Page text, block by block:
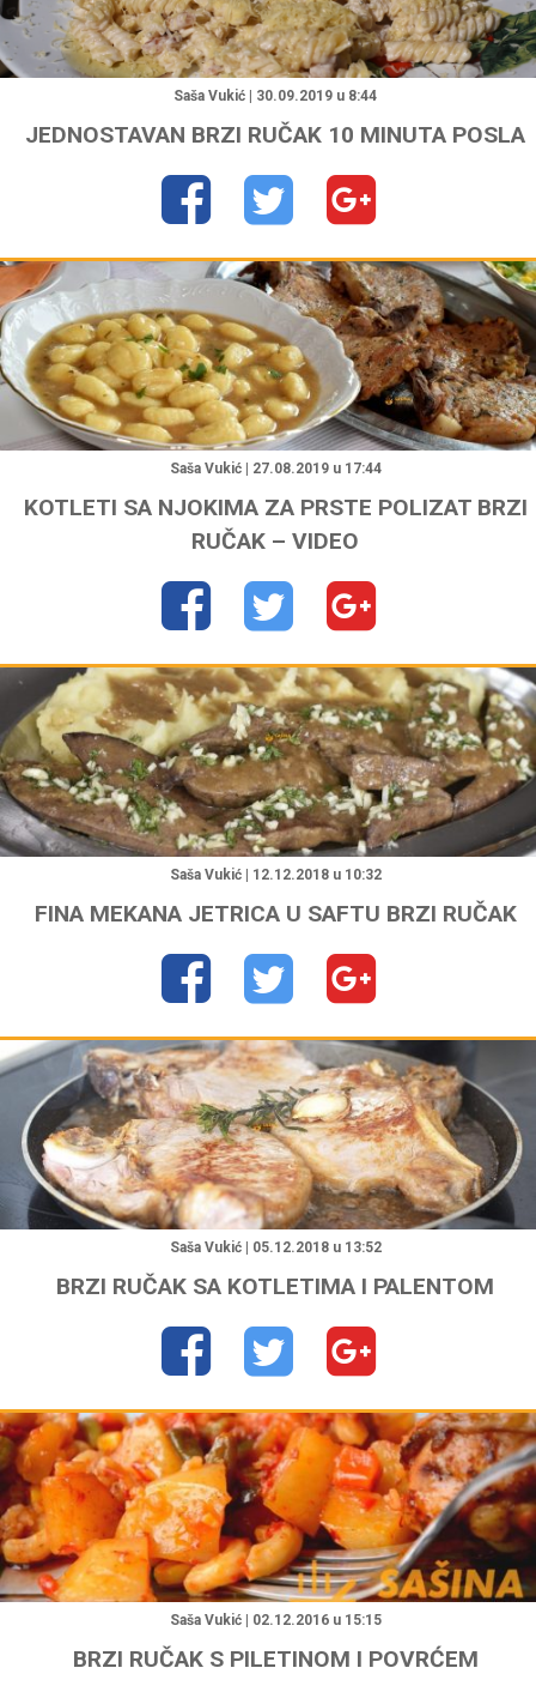
"
Saša Vukić | 30.09.2019 u 8:44
JEDNOSTAVAN BRZI RUČAK 10 MINUTA POSLA
"
Saša Vukić | 27.08.2019 u 17:44
KOTLETI SA NJOKIMA ZA PRSTE POLIZAT BRZI
RUČAK – VIDEO
"
Saša Vukić | 12.12.2018 u 10:32
FINA MEKANA JETRICA U SAFTU BRZI RUČAK
"
Saša Vukić | 05.12.2018 u 13:52
BRZI RUČAK SA KOTLETIMA I PALENTOM
"
Saša Vukić | 02.12.2016 u 15:15
BRZI RUČAK S PILETINOM I POVRĆEM